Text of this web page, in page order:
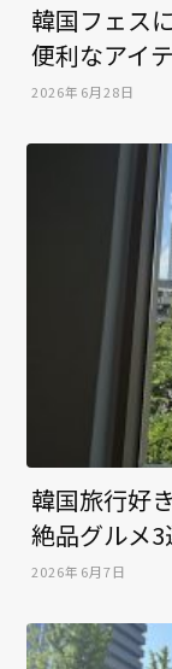
韓国フェス
便利なアイ
2026年6月28日
韓国旅行好
絶品グルメ3
2026年6月7日